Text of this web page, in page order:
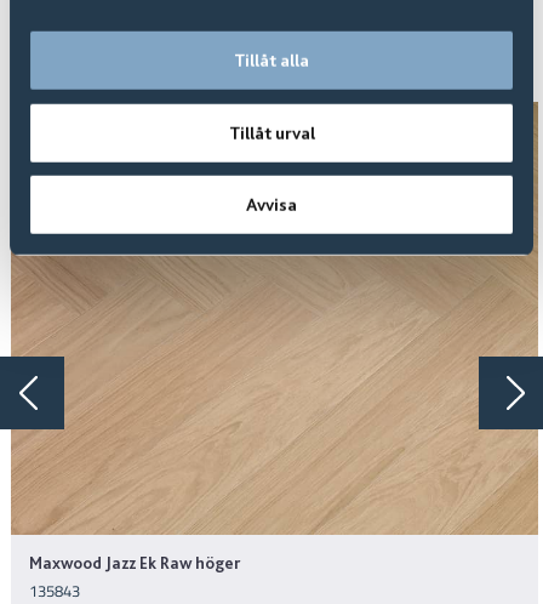
Tillåt alla
Tillåt urval
Avvisa
Familjens val av golv
Maxwood Jazz Ek Raw höger
135843